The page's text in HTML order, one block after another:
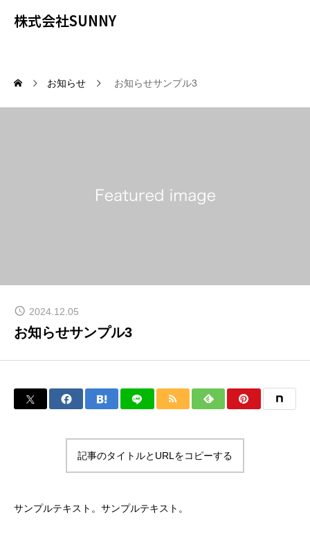
株式会社SUNNY
お知らせ お知らせサンプル3
2024.12.05
お知らせサンプル3
記事のタイトルとURLをコピーする
サンプルテキスト。サンプルテキスト。